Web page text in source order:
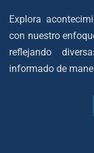
Explora
con nuestro
reflejando
informado de